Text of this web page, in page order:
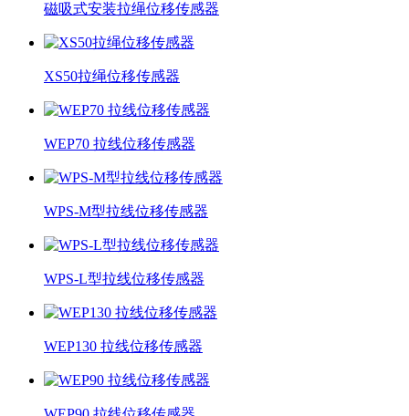
磁吸式安装拉绳位移传感器
XS50拉绳位移传感器
WEP70 拉线位移传感器
WPS-M型拉线位移传感器
WPS-L型拉线位移传感器
WEP130 拉线位移传感器